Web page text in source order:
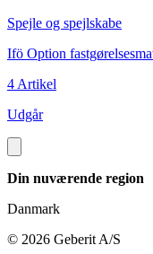
Spejle og spejlskabe
Ifö Option
4 Artikel
Udgår
Din nuværende region
Danmark
© 2026 Geberit A/S